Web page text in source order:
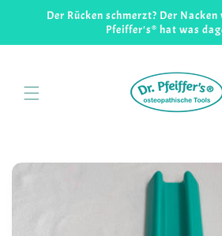
Der Rücken schmerzt? Der
Pfeiffer's® hat was